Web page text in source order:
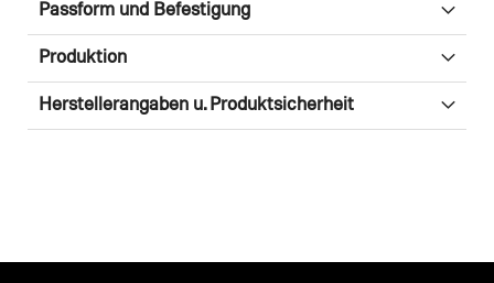
Passform und Befestigung
Produktion
Herstellerangaben u. Produktsicherheit